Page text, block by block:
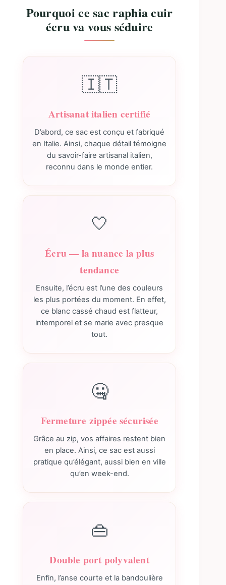
Pourquoi ce sac raphia cuir
écru va vous séduire
🇮🇹
Artisanat italien certifié
D’abord, ce sac est conçu et fabriqué
en Italie. Ainsi, chaque détail témoigne
du savoir-faire artisanal italien,
reconnu dans le monde entier.
🤍
Écru — la nuance la plus
tendance
Ensuite, l’écru est l’une des couleurs
les plus portées du moment. En effet,
ce blanc cassé chaud est flatteur,
intemporel et se marie avec presque
tout.
🤐
Fermeture zippée sécurisée
Grâce au zip, vos affaires restent bien
en place. Ainsi, ce sac est aussi
pratique qu’élégant, aussi bien en ville
qu’en week-end.
👜
Double port polyvalent
Enfin, l’anse courte et la bandoulière